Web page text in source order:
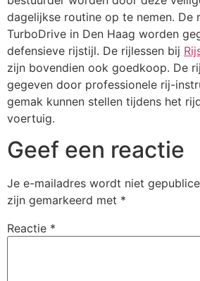
dagelijkse routine op te nemen. De
TurboDrive in Den Haag worden
defensieve rijstijl. De rijlessen bij
zijn bovendien ook goedkoop. De
gegeven door professionele rij-
gemak kunnen stellen tijdens het
voertuig.
Geef een reactie
Je e-mailadres wordt niet
zijn gemarkeerd met *
Reactie *